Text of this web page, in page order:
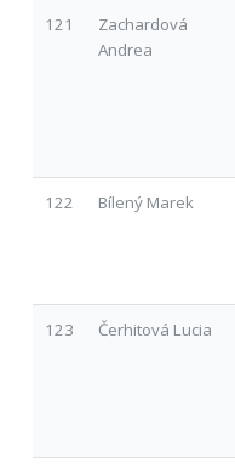
121
Zachardová
Andrea
122 Bílený Marek
123 Čerhitová Lucia